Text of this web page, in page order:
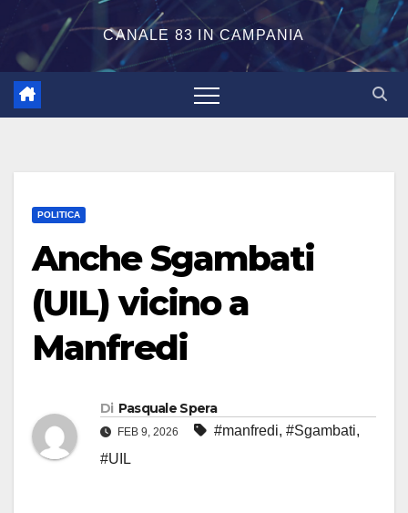
CANALE 83 IN CAMPANIA
POLITICA
Anche Sgambati
(UIL) vicino a
Manfredi
Di Pasquale Spera
FEB 9, 2026 #manfredi, #Sgambati,
#UIL